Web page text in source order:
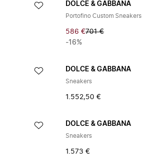
DOLCE & GABBANA
Portofino Custom Sneakers
586 €701 €
-16%
DOLCE & GABBANA
Sneakers
1.552,50 €
DOLCE & GABBANA
Sneakers
1.573 €